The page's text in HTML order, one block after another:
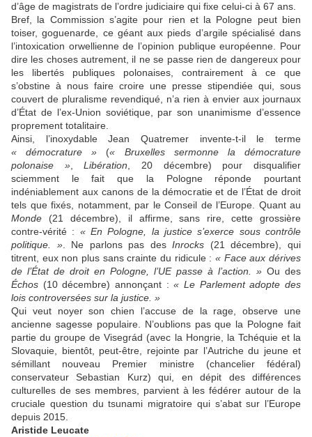
d’âge de magistrats de l’ordre judiciaire qui fixe celui-ci à 67 ans.
Bref, la Commission s’agite pour rien et la Pologne peut bien
toiser, goguenarde, ce géant aux pieds d’argile spécialisé dans
l’intoxication orwellienne de l’opinion publique européenne. Pour
dire les choses autrement, il ne se passe rien de dangereux pour
les libertés publiques polonaises, contrairement à ce que
s’obstine à nous faire croire une presse stipendiée qui, sous
couvert de pluralisme revendiqué, n’a rien à envier aux journaux
d’État de l’ex-Union soviétique, par son unanimisme d’essence
proprement totalitaire.
Ainsi, l’inoxydable Jean Quatremer invente-t-il le terme
« démocrature » (« Bruxelles sermonne la démocrature
polonaise »,Libération , 20 décembre) pour disqualifier
sciemment le fait que la Pologne réponde pourtant
indéniablement aux canons de la démocratie et de l’État de droit
tels que fixés, notamment, par le Conseil de l’Europe. Quant au
Monde (21 décembre), il affirme, sans rire, cette grossière
contre-vérité : « En Pologne, la justice s’exerce sous contrôle
politique. ». Ne parlons pas desInrocks (21 décembre), qui
titrent, eux non plus sans crainte du ridicule : « Face aux dérives
de l’État de droit en Pologne, l’UE passe à l’action. » Ou des
Échos (10 décembre) annonçant :« Le Parlement adopte des
lois controversées sur la justice. »
Qui veut noyer son chien l’accuse de la rage, observe une
ancienne sagesse populaire. N’oublions pas que la Pologne fait
partie du groupe de Visegrád (avec la Hongrie, la Tchéquie et la
Slovaquie, bientôt, peut-être, rejointe par l’Autriche du jeune et
sémillant nouveau Premier ministre (chancelier fédéral)
conservateur Sebastian Kurz) qui, en dépit des différences
culturelles de ses membres, parvient à les fédérer autour de la
cruciale question du tsunami migratoire qui s’abat sur l’Europe
depuis 2015.
Aristide Leucate